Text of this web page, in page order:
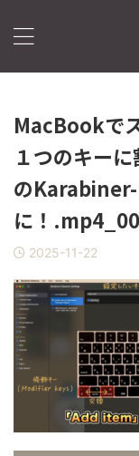
MacBookで
１つのキー
の
に！
2025-11-22